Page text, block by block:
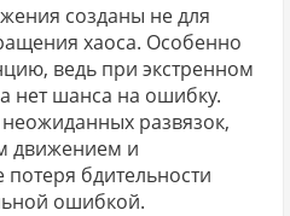
созданы не для
хаоса. Особенно
ведь при экстренном
нет шанса на ошибку.
развязок,
движением и
бдительности
ошибкой.